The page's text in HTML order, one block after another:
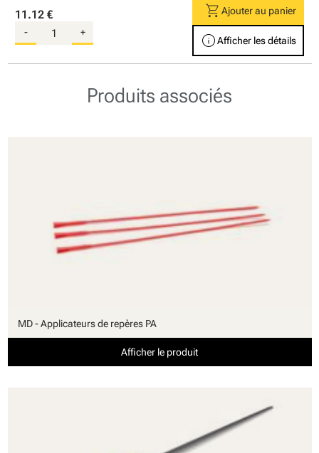
11.12 €
- +
shopping_cart Ajouter au panier
infoAfficher les détails
Produits associés
MD - Applicateurs de repères PA
Afficher le produit